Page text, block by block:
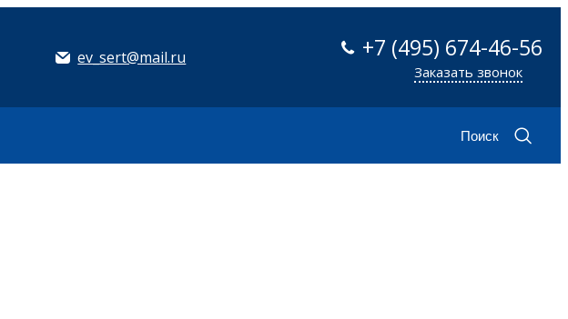
ev_sert@mail.ru +7 (495) 674-46-56
Заказать звонок
Поиск